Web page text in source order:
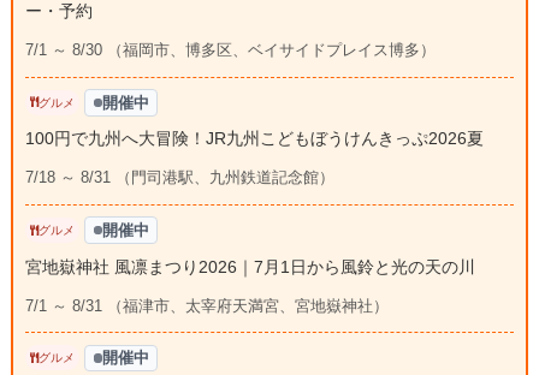
ー・予約
7/1 ～ 8/30 （福岡市、博多区、ベイサイドプレイス博多）
グルメ 開催中
100円で九州へ大冒険！JR九州こどもぼうけんきっぷ2026夏
7/18 ～ 8/31 （門司港駅、九州鉄道記念館）
グルメ 開催中
宮地嶽神社 風凛まつり2026｜7月1日から風鈴と光の天の川
7/1 ～ 8/31 （福津市、太宰府天満宮、宮地嶽神社）
グルメ 開催中